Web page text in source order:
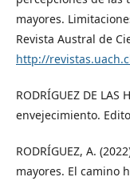
mayores.
Revista Austral de
http://
RODRÍGUEZ DE
envejecimiento.
RODRÍGUEZ, A.
mayores. El camino